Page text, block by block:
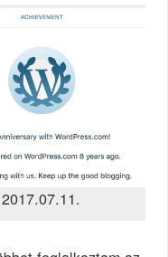
2017.07.11.